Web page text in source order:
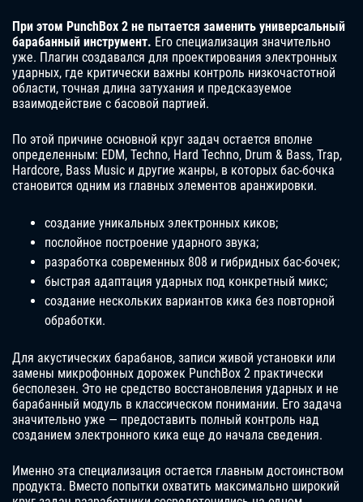
При этом PunchBox 2 не пытается заменить универсальный
барабанный инструмент. Его специализация значительно
уже. Плагин создавался для проектирования электронных
ударных, где критически важны контроль низкочастотной
области, точная длина затухания и предсказуемое
взаимодействие с басовой партией.
По этой причине основной круг задач остается вполне
определенным: EDM, Techno, Hard Techno, Drum & Bass, Trap,
Hardcore, Bass Music и другие жанры, в которых бас-бочка
становится одним из главных элементов аранжировки.
создание уникальных электронных киков;
послойное построение ударного звука;
разработка современных 808 и гибридных бас-бочек;
быстрая адаптация ударных под конкретный микс;
создание нескольких вариантов кика без повторной
обработки.
Для акустических барабанов, записи живой установки или
замены микрофонных дорожек PunchBox 2 практически
бесполезен. Это не средство восстановления ударных и не
барабанный модуль в классическом понимании. Его задача
значительно уже — предоставить полный контроль над
созданием электронного кика еще до начала сведения.
Именно эта специализация остается главным достоинством
продукта. Вместо попытки охватить максимально широкий